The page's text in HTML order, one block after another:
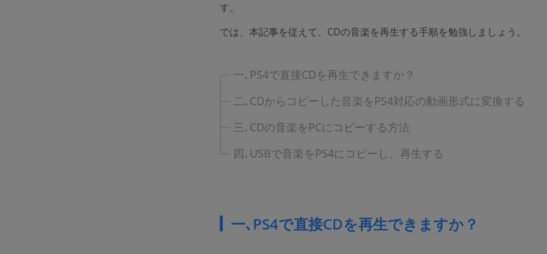
す。
では、本記事を従えて、CDの音楽を再生する手順を勉強しましょう。
一､PS4で直接CDを再生できますか？
二､CDからコピーした音楽をPS4対応の動画形式に変換する
三､CDの音楽をPCにコピーする方法
四､USBで音楽をPS4にコピーし、再生する
一､PS4で直接CDを再生できますか？